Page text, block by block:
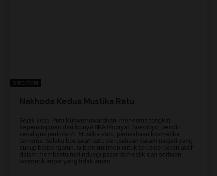
DIREKTORI
Nakhoda Kedua Mustika Ratu
Sejak 2011, Putri Kuswisnuwardhani menerima tongkat
kepemimpinan dari ibunya BRA Mooryati Soedibyo, pendiri
sekaligus perintis PT Mustika Ratu, perusahaan kosmetika
ternama. Selaku bos salah satu perusahaan dalam negeri yang
cukup berpengaruh, ia berkomitmen untuk terus berperan aktif
dalam membantu melindungi pasar domestik dari serbuan
kosmetik impor yang tidak aman.